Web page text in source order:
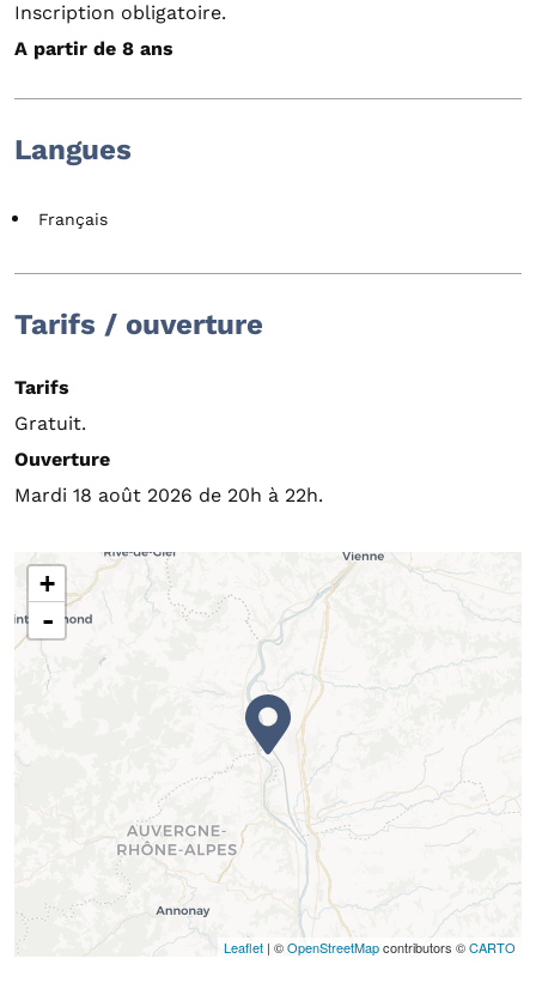
Inscription obligatoire.
A partir de 8 ans
Langues
Français
Tarifs / ouverture
Tarifs
Gratuit.
Ouverture
Mardi 18 août 2026 de 20h à 22h.
+
-
Leaflet | ©OpenStreetMapcontributors ©CARTO